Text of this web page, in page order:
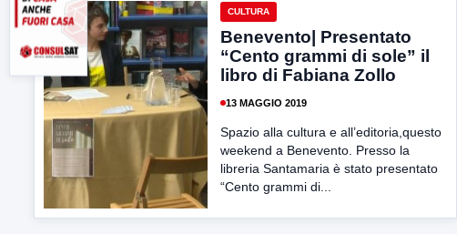
CULTURA
Benevento| Presentato
“Cento grammi di sole” il
libro di Fabiana Zollo
13 MAGGIO 2019
Spazio alla cultura e all’editoria,questo
weekend a Benevento. Presso la
libreria Santamaria è stato presentato
“Cento grammi di...